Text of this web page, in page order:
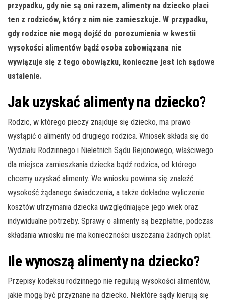
przypadku, gdy nie są oni razem, alimenty na dziecko płaci
ten z rodziców, który z nim nie zamieszkuje. W przypadku,
gdy rodzice nie mogą dojść do porozumienia w kwestii
wysokości alimentów bądź osoba zobowiązana nie
wywiązuje się z tego obowiązku, konieczne jest ich sądowe
ustalenie.
Jak uzyskać alimenty na dziecko?
Rodzic, w którego pieczy znajduje się dziecko, ma prawo
wystąpić o alimenty od drugiego rodzica. Wniosek składa się do
Wydziału Rodzinnego i Nieletnich Sądu Rejonowego, właściwego
dla miejsca zamieszkania dziecka bądź rodzica, od którego
chcemy uzyskać alimenty. We wniosku powinna się znaleźć
wysokość żądanego świadczenia, a także dokładne wyliczenie
kosztów utrzymania dziecka uwzględniające jego wiek oraz
indywidualne potrzeby. Sprawy o alimenty są bezpłatne, podczas
składania wniosku nie ma konieczności uiszczania żadnych opłat.
Ile wynoszą alimenty na dziecko?
Przepisy kodeksu rodzinnego nie regulują wysokości alimentów,
jakie mogą być przyznane na dziecko. Niektóre sądy kierują się